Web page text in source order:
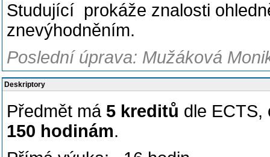
Studující prokáže znalosti
znevýhodněním.
Poslední úprava: Mužáková
Deskriptory
Předmět má 5 kreditů dle ECTS,
150 hodinám.